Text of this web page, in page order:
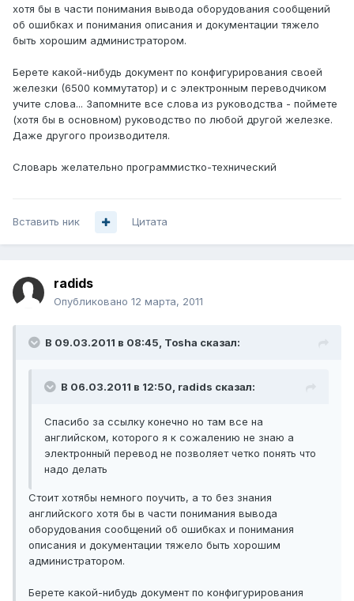
хотя бы в части понимания вывода оборудования сообщений
об ошибках и понимания описания и документации тяжело
быть хорошим администратором.
Берете какой-нибудь документ по конфигурирования своей
железки (6500 коммутатор) и с электронным переводчиком
учите слова... Запомните все слова из руководства - поймете
(хотя бы в основном) руководство по любой другой железке.
Даже другого производителя.
Словарь желательно программистко-технический
Вставить ник Цитата
radids
Опубликовано 12 марта, 2011
В 09.03.2011 в 08:45, Tosha сказал:
В 06.03.2011 в 12:50, radids сказал:
Спасибо за ссылку конечно но там все на
английском, которого я к сожалению не знаю а
электронный перевод не позволяет четко понять что
надо делать
Стоит хотябы немного поучить, а то без знания
английского хотя бы в части понимания вывода
оборудования сообщений об ошибках и понимания
описания и документации тяжело быть хорошим
администратором.
Берете какой-нибудь документ по конфигурирования